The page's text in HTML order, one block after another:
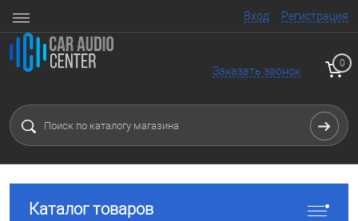
Вход Регистрация
Заказать звонок
0
Каталог товаров